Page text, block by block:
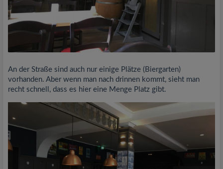
An der Straße sind auch nur einige Plätze (Biergarten)
vorhanden. Aber wenn man nach drinnen kommt, sieht man
recht schnell, dass es hier eine Menge Platz gibt.